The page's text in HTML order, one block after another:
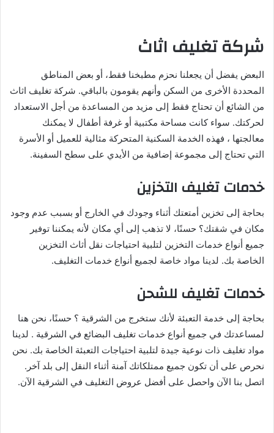
شركة تغليف اثاث
البعض يفضل أن يجعلنا نحزم مطبخنا فقط، أو بعض المناطق
المحددة الأخرى من السكن وأنهم يقومون بالباقي. شركة تغليف اثاث
من الشائع أن تحتاج فقط إلى مزيد من المساعدة من أجل الاستعداد
لحركتك. سواء كانت مساحة مكتبية أو غرفة أطفال لا يمكنك
معالجتها ، فهذه الخدمة السكنية المتحركة مثالية للعميل أو الأسرة
التي تحتاج إلى مجموعة إضافية من الأيدي على سطح السفينة.
خدمات تغليف التخزين
بحاجة إلى تخزين أمتعتك أثناء وجودك في الخارج أو بسبب عدم وجود
مكان في شقتك؟ حسنًا، لا تذهب إلى أي مكان لأنه يمكننا توفير
جميع أنواع خدمات التخزين لتلبية احتياجات نقل أثاث التخزين
الخاصة بك. لدينا مواد خاصة لجميع أنواع خدمات التغليف.
خدمات تغليف للشحن
بحاجة إلى خدمة التعبئة لأنك ستخرج من الشرقية ؟ حسنًا، نحن هنا
لمساعدتك في جميع أنواع خدمات تغليف البضائع في الشرقية . لدينا
مواد تغليف ذات نوعية جيدة لتلبية احتياجات التعبئة الخاصة بك. نحن
نحرص على أن تكون جميع ممتلكاتك آمنة أثناء النقل إلى بلد آخر.
اتصل بنا الآن واحصل على أفضل عروض التغليف في الشرقية الآن.